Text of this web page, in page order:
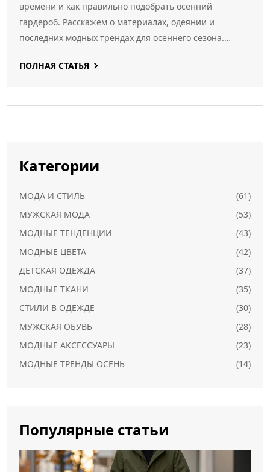
времени и как правильно подобрать осенний
гардероб. Расскажем о материалах, одеянии и
последних модных трендах для осеннего сезона.
идеально подойдет для постепенного снижения
ПОЛНАЯ СТАТЬЯ
Категории
МОДА И СТИЛЬ
(61)
МУЖСКАЯ МОДА
(53)
МОДНЫЕ ТЕНДЕНЦИИ
(43)
МОДНЫЕ ЦВЕТА
(42)
ДЕТСКАЯ ОДЕЖДА
(37)
МОДНЫЕ ТКАНИ
(35)
СТИЛИ В ОДЕЖДЕ
(30)
МУЖСКАЯ ОБУВЬ
(28)
МОДНЫЕ АКСЕССУАРЫ
(23)
МОДНЫЕ ТРЕНДЫ ОСЕНЬ
(14)
Популярные статьи